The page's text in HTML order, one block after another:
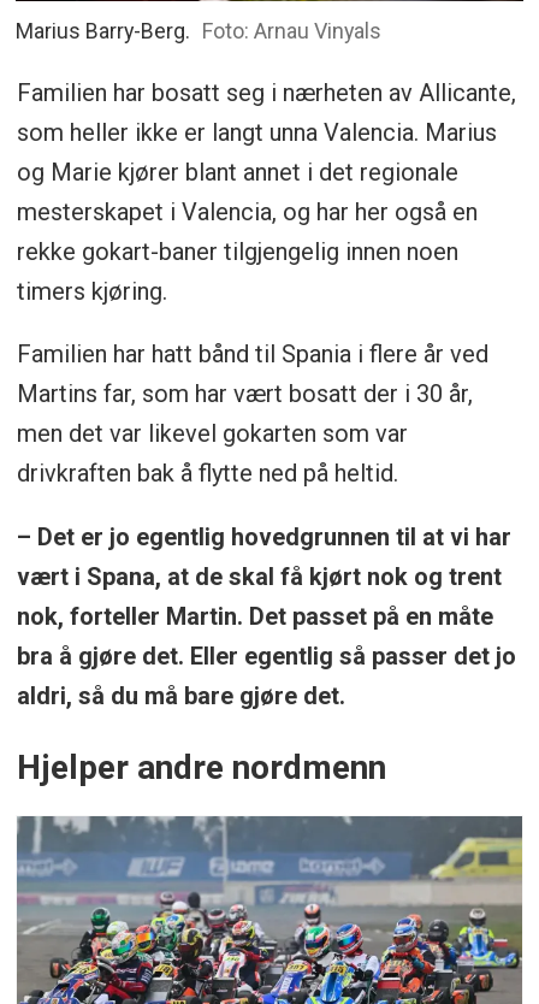
Marius Barry-Berg. Foto: Arnau Vinyals
Familien har bosatt seg i nærheten av Allicante,
som heller ikke er langt unna Valencia. Marius
og Marie kjører blant annet i det regionale
mesterskapet i Valencia, og har her også en
rekke gokart-baner tilgjengelig innen noen
timers kjøring.
Familien har hatt bånd til Spania i flere år ved
Martins far, som har vært bosatt der i 30 år,
men det var likevel gokarten som var
drivkraften bak å flytte ned på heltid.
– Det er jo egentlig hovedgrunnen til at vi har
vært i Spana, at de skal få kjørt nok og trent
nok, forteller Martin. Det passet på en måte
bra å gjøre det. Eller egentlig så passer det jo
aldri, så du må bare gjøre det.
Hjelper andre nordmenn